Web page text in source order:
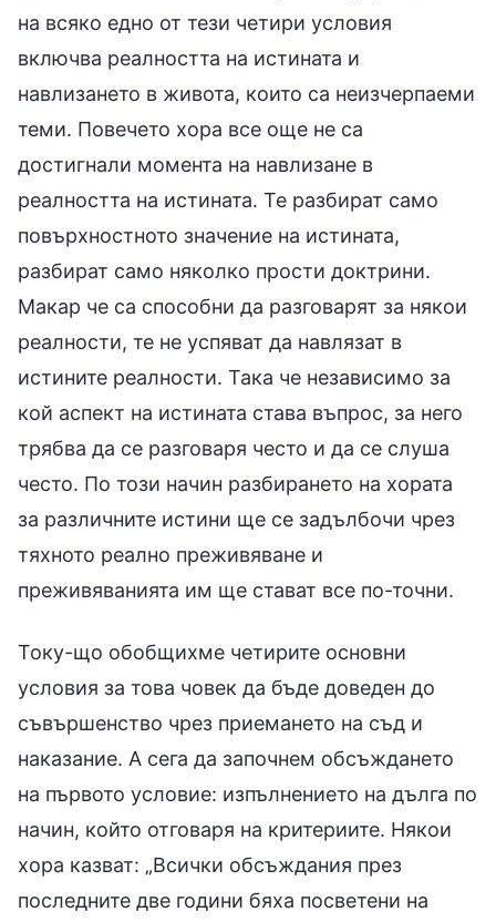
на всяко едно от тези четири условия
включва реалността на истината и
навлизането в живота, които са неизчерпаеми
теми. Повечето хора все още не са
достигнали момента на навлизане в
реалността на истината. Те разбират само
повърхностното значение на истината,
разбират само няколко прости доктрини.
Макар че са способни да разговарят за някои
реалности, те не успяват да навлязат в
истините реалности. Така че независимо за
кой аспект на истината става въпрос, за него
трябва да се разговаря често и да се слуша
често. По този начин разбирането на хората
за различните истини ще се задълбочи чрез
тяхното реално преживяване и
преживяванията им ще стават все по-точни.
Току-що обобщихме четирите основни
условия за това човек да бъде доведен до
съвършенство чрез приемането на съд и
наказание. А сега да започнем обсъждането
на първото условие: изпълнението на дълга по
начин, който отговаря на критериите. Някои
хора казват: „Всички обсъждания през
последните две години бяха посветени на